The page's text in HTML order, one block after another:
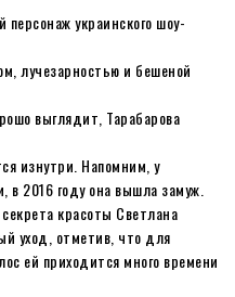
украинского шоу-
лучезарностью и бешеной
выглядит, Тарабарова
изнутри. Напомним, у
2016 году она вышла замуж.
красоты Светлана
уход, отметив, что для
ей приходится много времени